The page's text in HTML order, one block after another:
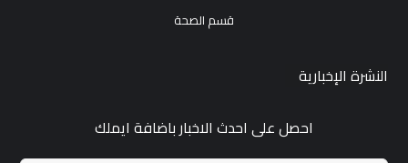
قسم الصحة
النشرة الإخبارية
احصل على احدث الاخبار باضافة ايملك